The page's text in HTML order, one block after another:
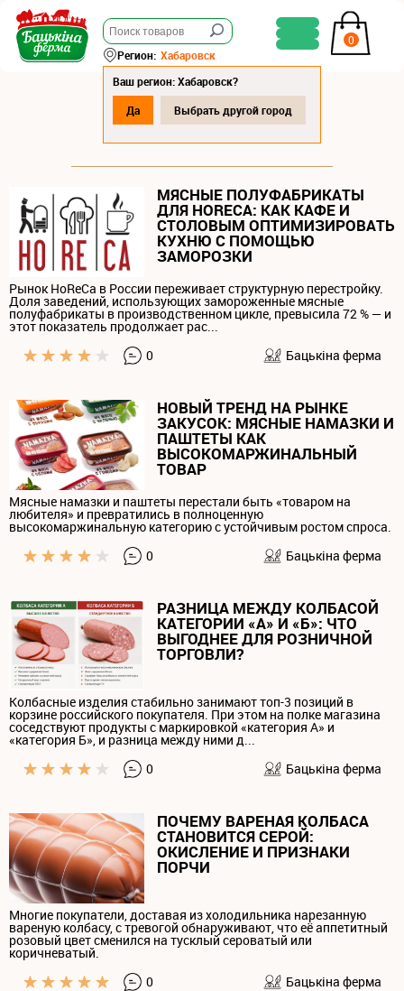
0
Регион: Хабаровск
Ваш регион: Хабаровск?
Да
Выбрать другой город
СТАТЬИ
МЯСНЫЕ ПОЛУФАБРИКАТЫ
ДЛЯ HORECA: КАК КАФЕ И
СТОЛОВЫМ ОПТИМИЗИРОВАТЬ
КУХНЮ С ПОМОЩЬЮ
ЗАМОРОЗКИ
Рынок HoReCa в России переживает структурную перестройку.
Доля заведений, использующих замороженные мясные
полуфабрикаты в производственном цикле, превысила 72 % — и
этот показатель продолжает рас...
Бацькiна ферма
0
НОВЫЙ ТРЕНД НА РЫНКЕ
ЗАКУСОК: МЯСНЫЕ НАМАЗКИ И
ПАШТЕТЫ КАК
ВЫСОКОМАРЖИНАЛЬНЫЙ
ТОВАР
Мясные намазки и паштеты перестали быть «товаром на
любителя» и превратились в полноценную
высокомаржинальную категорию с устойчивым ростом спроса.
Бацькiна ферма
0
РАЗНИЦА МЕЖДУ КОЛБАСОЙ
КАТЕГОРИИ «А» И «Б»: ЧТО
ВЫГОДНЕЕ ДЛЯ РОЗНИЧНОЙ
ТОРГОВЛИ?
Колбасные изделия стабильно занимают топ-3 позиций в
корзине российского покупателя. При этом на полке магазина
соседствуют продукты с маркировкой «категория А» и
«категория Б», и разница между ними д...
Бацькiна ферма
0
ПОЧЕМУ ВАРЕНАЯ КОЛБАСА
СТАНОВИТСЯ СЕРОЙ:
ОКИСЛЕНИЕ И ПРИЗНАКИ
ПОРЧИ
Многие покупатели, доставая из холодильника нарезанную
вареную колбасу, с тревогой обнаруживают, что её аппетитный
розовый цвет сменился на тусклый сероватый или
коричневатый.
Бацькiна ферма
0